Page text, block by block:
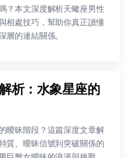
？本文深度解析天蠍座男性
相處技巧，幫助你真正讀懂
層的連結關係。
析：水象星座的
曖昧階段？這篇深度文章解
質、曖昧信號到突破關係的